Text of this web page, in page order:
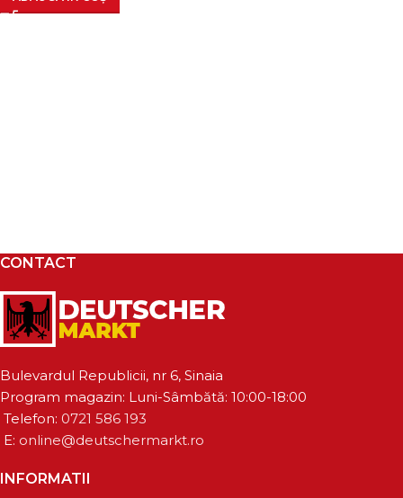
CONTACT
Bulevardul Republicii, nr 6, Sinaia
Program magazin: Luni-Sâmbătă: 10:00-18:00
Telefon: 0721 586 193
E: online@deutschermarkt.ro
INFORMATII